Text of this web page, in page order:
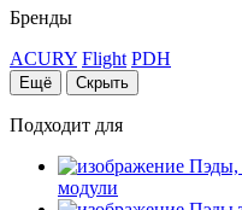
Бренды
ACURY Flight PDH
Ещё Скрыть
Подходит для
модули